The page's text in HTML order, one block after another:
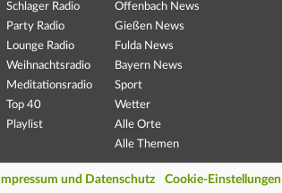
Schlager Radio
Party Radio
Lounge Radio
Weihnachtsradio
Meditationsradio
Top 40
Playlist
Offenbach News
Gießen News
Fulda News
Bayern News
Sport
Wetter
Alle Orte
Alle Themen
Impressum und Datenschutz Cookie-Einstellungen